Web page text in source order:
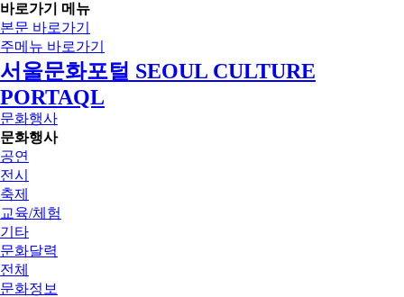
바로가기 메뉴
본문 바로가기
주메뉴 바로가기
서울문화포털 SEOUL CULTURE
PORTAQL
문화행사
문화행사
공연
전시
축제
교육/체험
기타
문화달력
전체
문화정보